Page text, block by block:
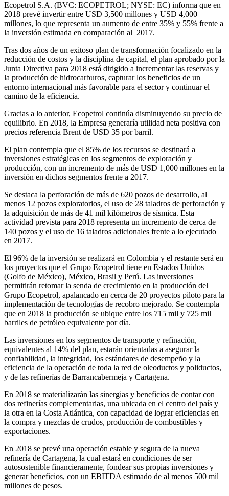
Ecopetrol S.A. (BVC: ECOPETROL; NYSE: EC) informa que en
2018 prevé invertir entre USD 3,500 millones y USD 4,000
millones, lo que representa un aumento de entre 35% y 55% frente a
la inversión estimada en comparación al 2017.
Tras dos años de un exitoso plan de transformación focalizado en la
reducción de costos y la disciplina de capital, el plan aprobado por la
Junta Directiva para 2018 está dirigido a incrementar las reservas y
la producción de hidrocarburos, capturar los beneficios de un
entorno internacional más favorable para el sector y continuar el
camino de la eficiencia.
Gracias a lo anterior, Ecopetrol continúa disminuyendo su precio de
equilibrio. En 2018, la Empresa generaría utilidad neta positiva con
precios referencia Brent de USD 35 por barril.
El plan contempla que el 85% de los recursos se destinará a
inversiones estratégicas en los segmentos de exploración y
producción, con un incremento de más de USD 1,000 millones en la
inversión en dichos segmentos frente a 2017.
Se destaca la perforación de más de 620 pozos de desarrollo, al
menos 12 pozos exploratorios, el uso de 28 taladros de perforación y
la adquisición de más de 41 mil kilómetros de sísmica. Esta
actividad prevista para 2018 representa un incremento de cerca de
140 pozos y el uso de 16 taladros adicionales frente a lo ejecutado
en 2017.
El 96% de la inversión se realizará en Colombia y el restante será en
los proyectos que el Grupo Ecopetrol tiene en Estados Unidos
(Golfo de México), México, Brasil y Perú. Las inversiones
permitirán retomar la senda de crecimiento en la producción del
Grupo Ecopetrol, apalancado en cerca de 20 proyectos piloto para la
implementación de tecnologías de recobro mejorado. Se contempla
que en 2018 la producción se ubique entre los 715 mil y 725 mil
barriles de petróleo equivalente por día.
Las inversiones en los segmentos de transporte y refinación,
equivalentes al 14% del plan, estarán orientadas a asegurar la
confiabilidad, la integridad, los estándares de desempeño y la
eficiencia de la operación de toda la red de oleoductos y poliductos,
y de las refinerías de Barrancabermeja y Cartagena.
En 2018 se materializarán las sinergias y beneficios de contar con
dos refinerías complementarias, una ubicada en el centro del país y
la otra en la Costa Atlántica, con capacidad de lograr eficiencias en
la compra y mezclas de crudos, producción de combustibles y
exportaciones.
En 2018 se prevé una operación estable y segura de la nueva
refinería de Cartagena, la cual estará en condiciones de ser
autosostenible financieramente, fondear sus propias inversiones y
generar beneficios, con un EBITDA estimado de al menos 500 mil
millones de pesos.